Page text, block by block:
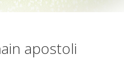
apostoli